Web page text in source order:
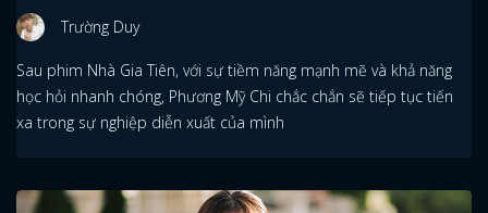
Trường Duy
Sau phim Nhà Gia Tiên, với sự tiềm năng mạnh mẽ và khả năng
học hỏi nhanh chóng, Phương Mỹ Chi chắc chắn sẽ tiếp tục tiến
xa trong sự nghiệp diễn xuất của mình